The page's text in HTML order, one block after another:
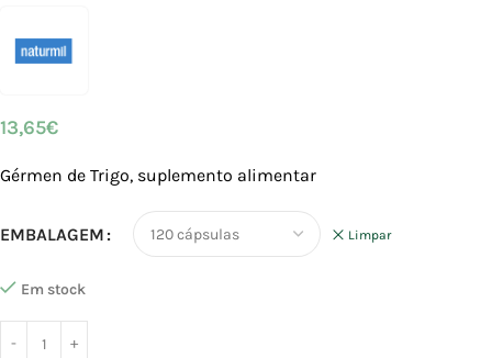
13,65€
Gérmen de Trigo, suplemento alimentar
EMBALAGEM Limpar
Em stock